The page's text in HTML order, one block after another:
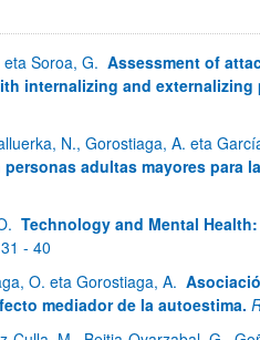
Soroa, G. Assessment of
internalizing and externalizing
N., Gorostiaga, A. eta
adultas mayores para
Technology and Mental
31 - 40
O. eta Gorostiaga, A.
mediador de la autoestima.